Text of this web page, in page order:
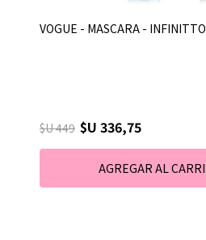
VOGUE - MASCARA - INFINITTO
$U 449 $U 336,75